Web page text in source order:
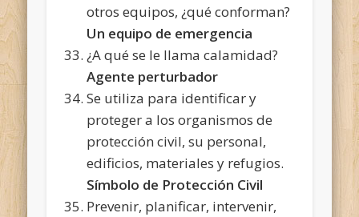
otros equipos, ¿qué conforman?
Un equipo de emergencia
¿A qué se le llama calamidad?
Agente perturbador
Se utiliza para identificar y
proteger a los organismos de
protección civil, su personal,
edificios, materiales y refugios.
Símbolo de Protección Civil
Prevenir, planificar, intervenir,